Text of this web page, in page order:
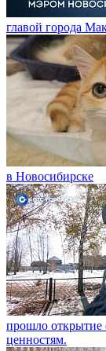
главой города
в Новосибирске
прошло открытие
ценностям.